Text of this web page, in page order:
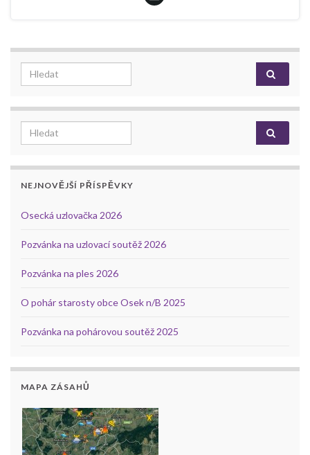
Search for:
Search for:
NEJNOVĚJŠÍ PŘÍSPĚVKY
Osecká uzlovačka 2026
Pozvánka na uzlovací soutěž 2026
Pozvánka na ples 2026
O pohár starosty obce Osek n/B 2025
Pozvánka na pohárovou soutěž 2025
MAPA ZÁSAHŮ